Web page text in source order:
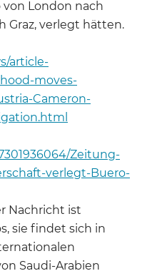
London nach
Graz, verlegt hätten.
article-
moves-
Cameron-
Zeitung-
verlegt-Buero-
Nachricht ist
sie findet sich in
Saudi-Arabien